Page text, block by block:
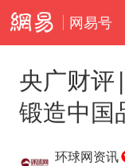
网易号
央广财评
锻造中国
环球网资讯